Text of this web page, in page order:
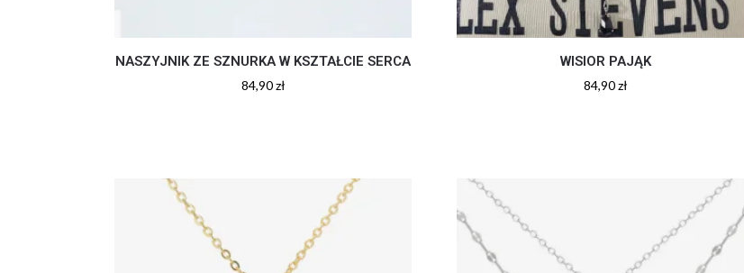
NASZYJNIK ZE SZNURKA W KSZTAŁCIE SERCA
84,90zł
WISIOR PAJĄK
84,90zł